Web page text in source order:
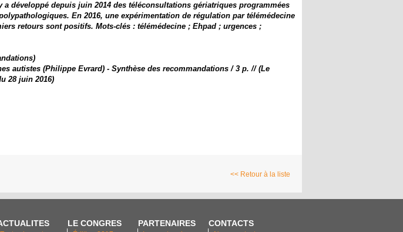
développé depuis juin 2014 des téléconsultations gériatriques programmées
En 2016, une expérimentation de régulation par télémédecine
retours sont positifs. Mots-clés : télémédecine ; Ehpad ; urgences ;
autistes (Philippe Evrard) - Synthèse des recommandations / 3 p. // (​Le
28 juin 2016)
<< Retour à la liste
LE CONGRES PARTENAIRES CONTACTS